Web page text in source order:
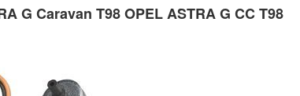
G Caravan T98 OPEL ASTRA G CC T98